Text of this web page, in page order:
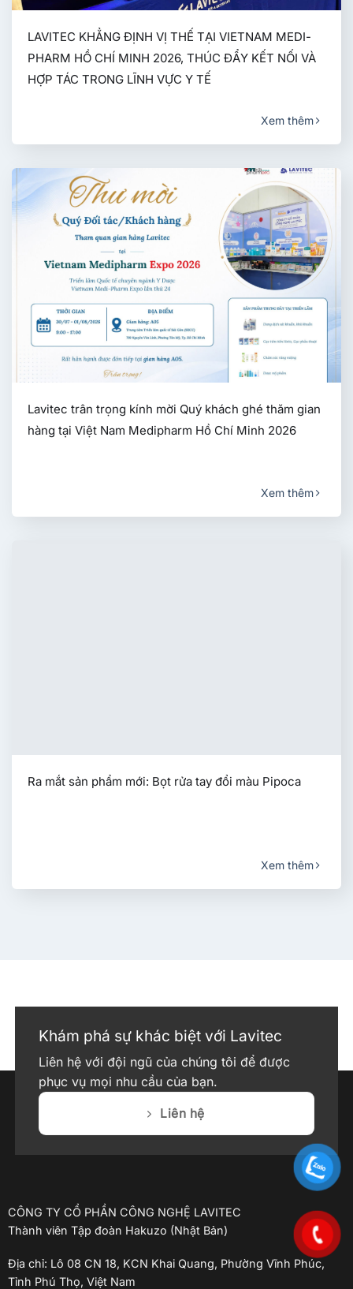
LAVITEC KHẲNG ĐỊNH VỊ THẾ TẠI VIETNAM MEDI-
PHARM HỒ CHÍ MINH 2026, THÚC ĐẨY KẾT NỐI VÀ
HỢP TÁC TRONG LĨNH VỰC Y TẾ
Xem thêm
Lavitec trân trọng kính mời Quý khách ghé thăm gian
hàng tại Việt Nam Medipharm Hồ Chí Minh 2026
Xem thêm
Ra mắt sản phẩm mới: Bọt rửa tay đổi màu Pipoca
Xem thêm
Khám phá sự khác biệt với Lavitec
Liên hệ với đội ngũ của chúng tôi để được
phục vụ mọi nhu cầu của bạn.
Liên hệ
CÔNG TY CỔ PHẦN CÔNG NGHỆ LAVITEC
Thành viên Tập đoàn Hakuzo (Nhật Bản)
Địa chỉ: Lô 08 CN 18, KCN Khai Quang, Phường Vĩnh Phúc,
Tỉnh Phú Thọ, Việt Nam